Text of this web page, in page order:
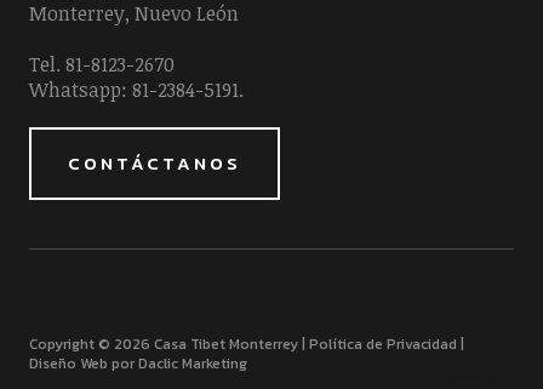
Monterrey, Nuevo León
Tel. 81-8123-2670
Whatsapp: 81-2384-5191.
CONTÁCTANOS
Copyright © 2026 Casa Tibet Monterrey | Política de Privacidad |
Diseño Web por Daclic Marketing